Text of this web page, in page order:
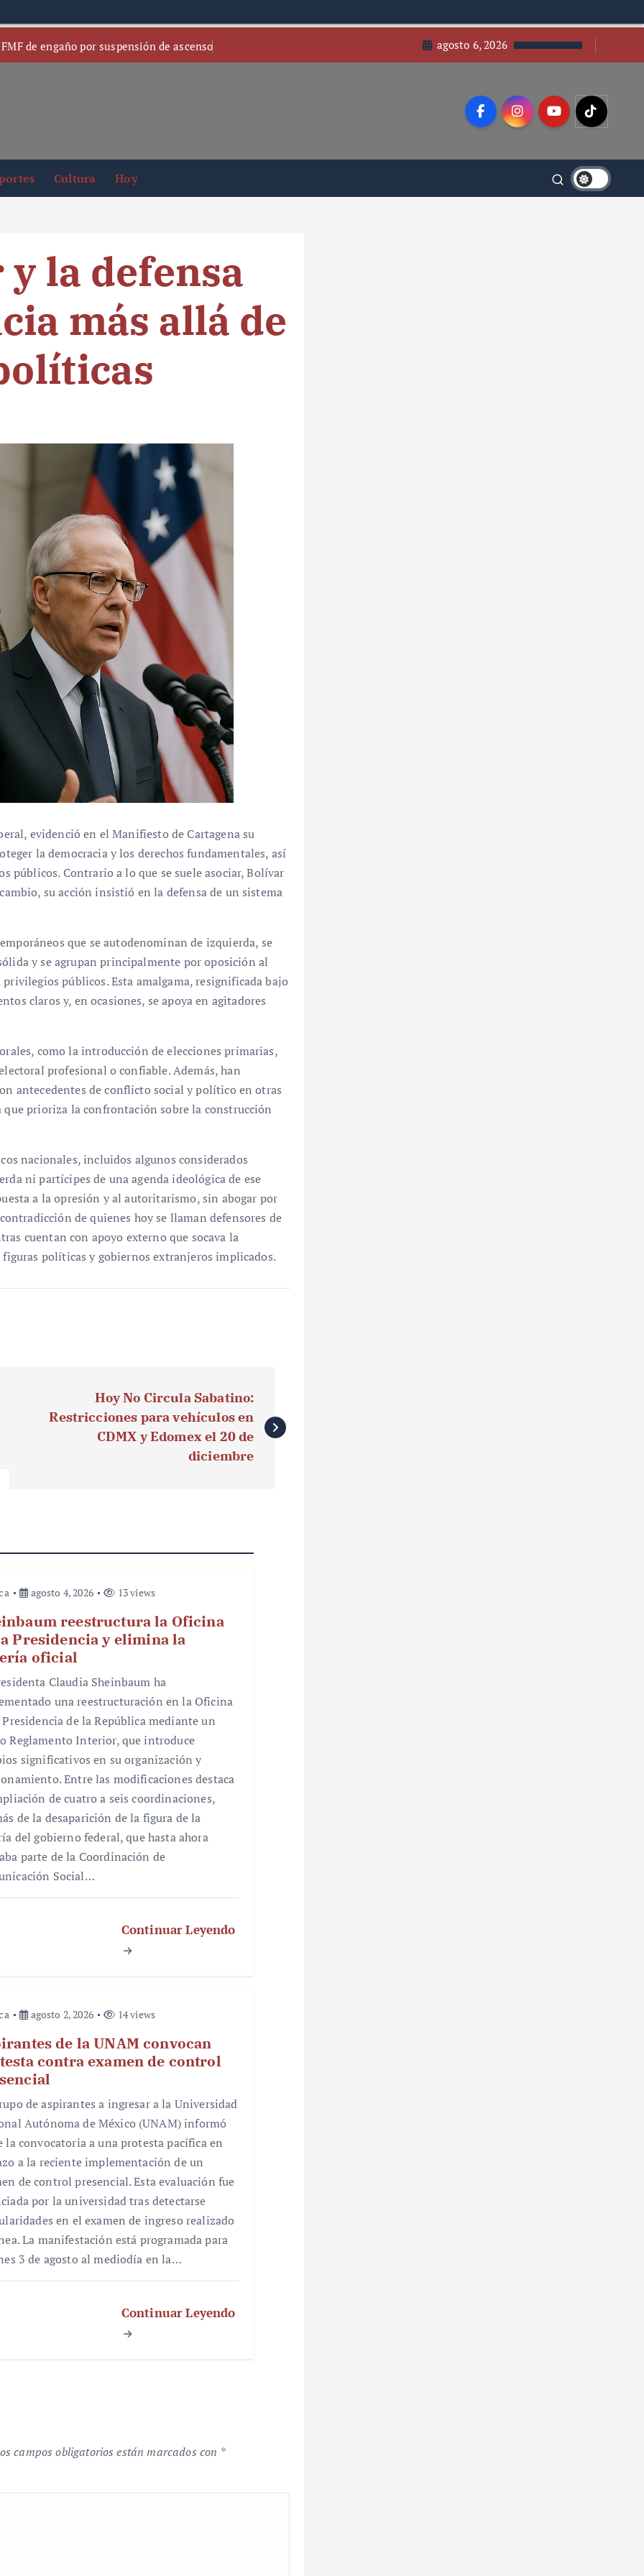
de engaño por suspensión de ascenso agosto 6, 2026
Cultura Hoy
la defensa
más allá de
evidenció en el Manifiesto de Cartagena su
la democracia y los derechos fundamentales, así
públicos. Contrario a lo que se suele asociar, Bolívar
su acción insistió en la defensa de un sistema
que se autodenominan de izquierda, se
y se agrupan principalmente por oposición al
públicos. Esta amalgama, resignificada bajo
claros y, en ocasiones, se apoya en agitadores
como la introducción de elecciones primarias,
profesional o confiable. Además, han
antecedentes de conflicto social y político en otras
prioriza la confrontación sobre la construcción
nacionales, incluidos algunos considerados
ni partícipes de una agenda ideológica de ese
a la opresión y al autoritarismo, sin abogar por
de quienes hoy se llaman defensores de
cuentan con apoyo externo que socava la
políticas y gobiernos extranjeros implicados.
Hoy No Circula Sabatino:
Restricciones para vehículos en
CDMX y Edomex el 20 de
diciembre
agosto 4, 2026 13 views
reestructura la Oficina
Presidencia y elimina la
oficial
Claudia Sheinbaum ha
una reestructuración en la Oficina
Presidencia de la República mediante un
Reglamento Interior, que introduce
significativos en su organización y
Entre las modificaciones destaca
de cuatro a seis coordinaciones,
de la desaparición de la figura de la
del gobierno federal, que hasta ahora
parte de la Coordinación de
Social…
Continuar Leyendo
agosto 2, 2026 14 views
de la UNAM convocan
contra examen de control
de aspirantes a ingresar a la Universidad
Autónoma de México (UNAM) informó
la convocatoria a una protesta pacífica en
a la reciente implementación de un
de control presencial. Esta evaluación fue
por la universidad tras detectarse
en el examen de ingreso realizado
La manifestación está programada para
3 de agosto al mediodía en la…
Continuar Leyendo
campos obligatorios están marcados con *